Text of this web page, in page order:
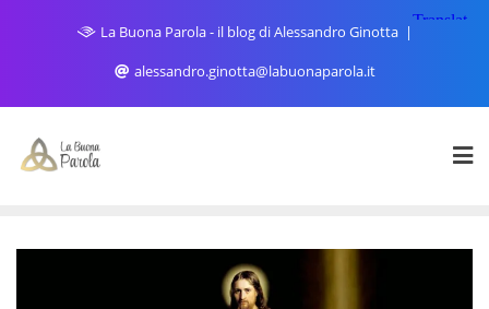
La Buona Parola - il blog di Alessandro Ginotta
alessandro.ginotta@labuonaparola.it